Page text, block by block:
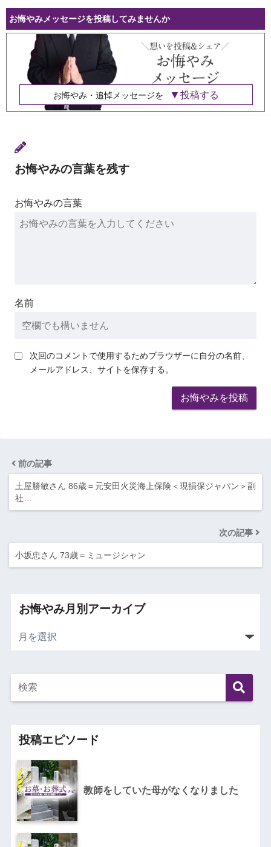
お悔やみメッセージを投稿してみませんか
お悔やみ・追悼メッセージを 投稿する
お悔やみの言葉を残す
お悔やみの言葉
名前
次回のコメントで使用するためブラウザーに自分の名前、
メールアドレス、サイトを保存する。
前の記事
土屋勝敏さん 86歳＝元安田火災海上保険＜現損保ジャパン＞副
社…
次の記事
小坂忠さん 73歳＝ミュージシャン
お悔やみ月別アーカイブ
投稿エピソード
教師をしていた母がなくなりました